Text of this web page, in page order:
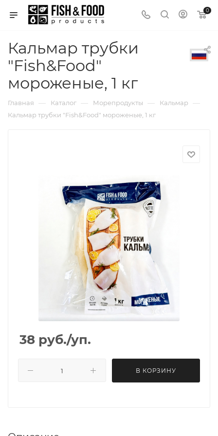
0
Кальмар трубки
"Fish&Food"
мороженые, 1 кг
Главная — Каталог — Морепродукты — Кальмар —
Кальмар трубки "Fish&Food" мороженые, 1 кг
38 руб./уп.
В КОРЗИНУ